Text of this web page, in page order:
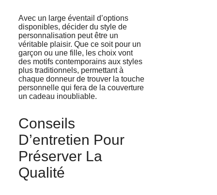
Avec un large éventail d’options
disponibles, décider du style de
personnalisation peut être un
véritable plaisir. Que ce soit pour un
garçon ou une fille, les choix vont
des motifs contemporains aux styles
plus traditionnels, permettant à
chaque donneur de trouver la touche
personnelle qui fera de la couverture
un cadeau inoubliable.
Conseils
D’entretien Pour
Préserver La
Qualité